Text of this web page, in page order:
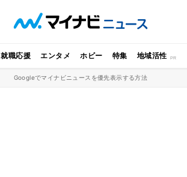
就職応援 エンタメ ホビー 特集 地域活性
Googleでマイナビニュースを優先表示する方法